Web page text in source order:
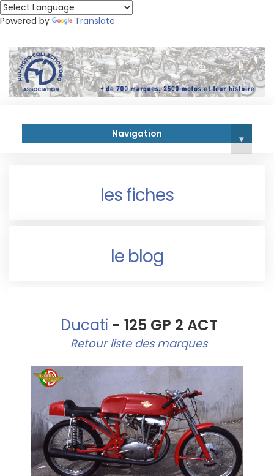
Powered by Translate
Navigation ▾
les fiches
le blog
Ducati - 125 GP 2 ACT
Retour liste des marques